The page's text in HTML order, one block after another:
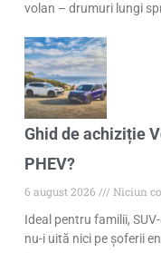
volan – drumuri lungi
Ghid de achiziție
PHEV?
6 august 2026
Niciun
Ideal pentru familii,
nu-i uită nici pe șoferii